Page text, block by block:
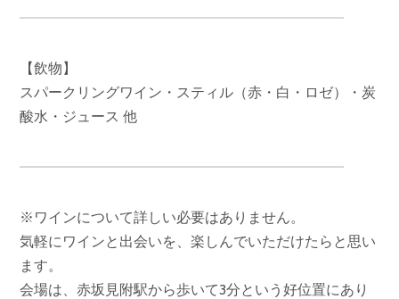
【飲物】
スパークリングワイン・スティル（赤・白・ロゼ）・炭
酸水・ジュース 他
※ワインについて詳しい必要はありません。
気軽にワインと出会いを、楽しんでいただけたらと思い
ます。
会場は、赤坂見附駅から歩いて3分という好位置にあり